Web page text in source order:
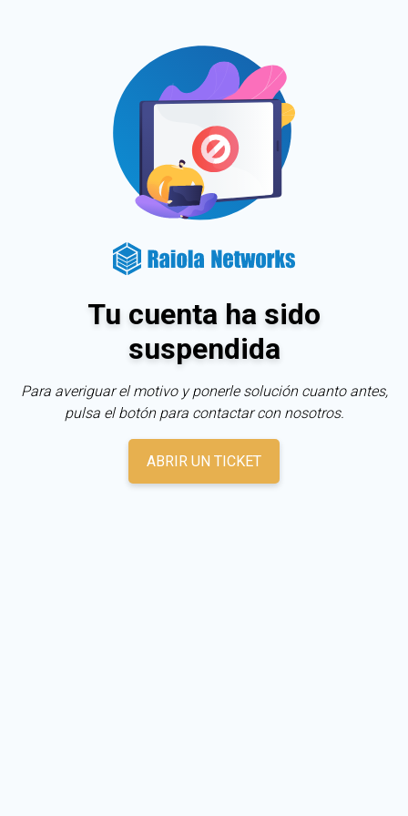
Tu cuenta ha sido
suspendida
Para averiguar el motivo y ponerle solución cuanto antes,
pulsa el botón para contactar con nosotros.
ABRIR UN TICKET